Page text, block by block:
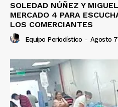
SOLEDAD NÚÑEZ Y
MERCADO 4 PARA
LOS COMERCIANTES
Equipo Periodístico - Agosto